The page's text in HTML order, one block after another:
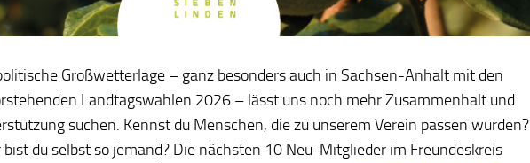
Großwetterlage – ganz besonders auch in Sachsen-Anhalt mit den
Landtagswahlen 2026 – lässt uns noch mehr Zusammenhalt und
suchen. Kennst du Menschen, die zu unserem Verein passen würden?
bist du selbst so jemand? Die nächsten 10 Neu-Mitglieder im Freundeskreis